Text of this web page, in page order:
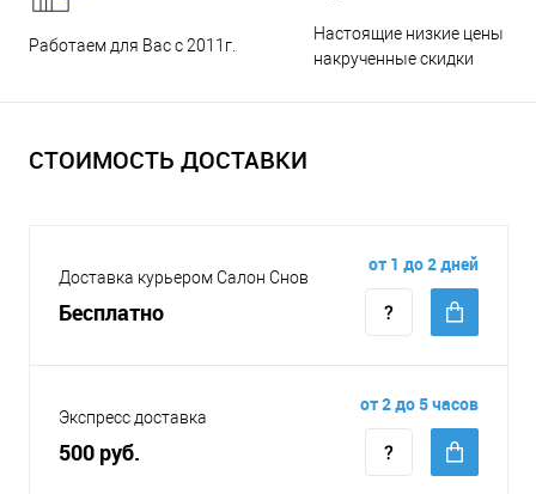
Работаем для Вас с 2011г.
Настоящие низкие цены и
накрученные скидки
СТОИМОСТЬ ДОСТАВКИ
Доставка курьером Салон Снов
Бесплатно
от 1 до 2 дней
Экспресс доставка
500 руб.
от 2 до 5 часов